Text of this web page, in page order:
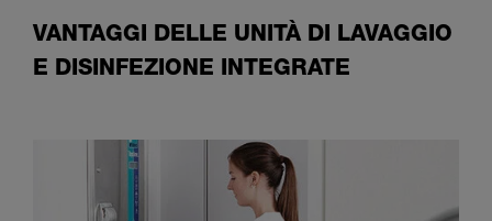
VANTAGGI DELLE UNITÀ DI LAVAGGIO
E DISINFEZIONE INTEGRATE